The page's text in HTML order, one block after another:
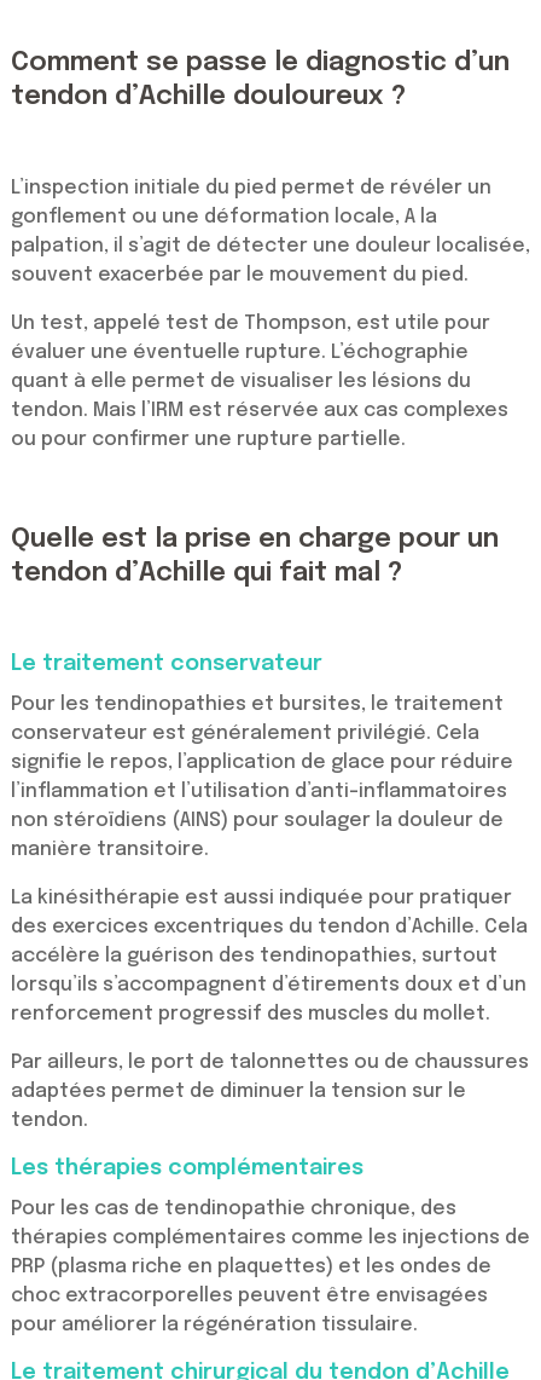
Comment se passe le diagnostic d’un
tendon d’Achille douloureux ?
L’inspection initiale du pied permet de révéler un
gonflement ou une déformation locale, A la
palpation, il s’agit de détecter une douleur localisée,
souvent exacerbée par le mouvement du pied.
Un test, appelé test de Thompson, est utile pour
évaluer une éventuelle rupture. L’échographie
quant à elle permet de visualiser les lésions du
tendon. Mais l’IRM est réservée aux cas complexes
ou pour confirmer une rupture partielle.
Quelle est la prise en charge pour un
tendon d’Achille qui fait mal ?
Le traitement conservateur
Pour les tendinopathies et bursites, le traitement
conservateur est généralement privilégié. Cela
signifie le repos, l’application de glace pour réduire
l’inflammation et l’utilisation d’anti-inflammatoires
non stéroïdiens (AINS) pour soulager la douleur de
manière transitoire.
La kinésithérapie est aussi indiquée pour pratiquer
des exercices excentriques du tendon d’Achille. Cela
accélère la guérison des tendinopathies, surtout
lorsqu’ils s’accompagnent d’étirements doux et d’un
renforcement progressif des muscles du mollet.
Par ailleurs, le port de talonnettes ou de chaussures
adaptées permet de diminuer la tension sur le
tendon.
Les thérapies complémentaires
Pour les cas de tendinopathie chronique, des
thérapies complémentaires comme les injections de
PRP (plasma riche en plaquettes) et les ondes de
choc extracorporelles peuvent être envisagées
pour améliorer la régénération tissulaire.
Le traitement chirurgical du tendon d’Achille